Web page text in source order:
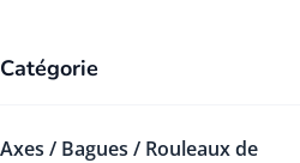
Catégorie
Axes / Bagues / Rouleaux de